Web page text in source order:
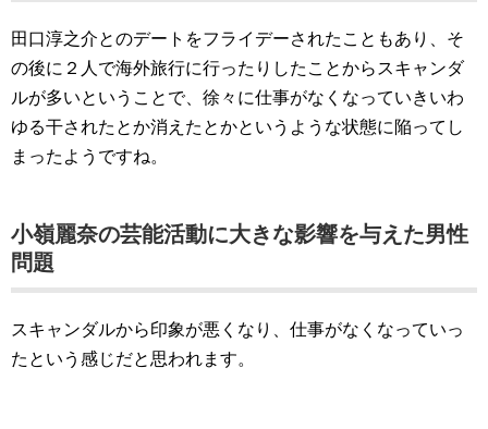
田口淳之介とのデートをフライデーされたこともあり、そ
の後に２人で海外旅行に行ったりしたことからスキャンダ
ルが多いということで、徐々に仕事がなくなっていきいわ
ゆる干されたとか消えたとかというような状態に陥ってし
まったようですね。
小嶺麗奈の芸能活動に大きな影響を与えた男性
問題
スキャンダルから印象が悪くなり、仕事がなくなっていっ
たという感じだと思われます。